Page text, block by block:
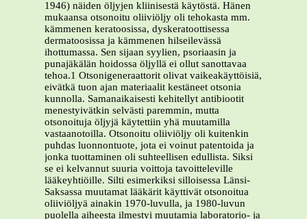
1946) näiden öljyjen kliinisestä käytöstä. Hänen
mukaansa otsonoitu oliiviöljy oli tehokasta mm.
kämmenen keratoosissa, dyskeratoottisessa
dermatoosissa ja kämmenen hilseilevässä
ihottumassa. Sen sijaan syylien, psoriaasin ja
punajäkälän hoidossa öljyllä ei ollut sanottavaa
tehoa.1 Otsonigeneraattorit olivat vaikeakäyttöisiä,
eivätkä tuon ajan materiaalit kestäneet otsonia
kunnolla. Samanaikaisesti kehitellyt antibiootit
menestyivätkin selvästi paremmin, mutta
otsonoituja öljyjä käytettiin yhä muutamilla
vastaanotoilla. Otsonoitu oliiviöljy oli kuitenkin
puhdas luonnontuote, jota ei voinut patentoida ja
jonka tuottaminen oli suhteellisen edullista. Siksi
se ei kelvannut suuria voittoja tavoitteleville
lääkeyhtiöille. Silti esimerkiksi silloisessa Länsi-
Saksassa muutamat lääkärit käyttivät otsonoitua
oliiviöljyä ainakin 1970-luvulla, ja 1980-luvun
puolella aiheesta ilmestyi muutamia laboratorio- ja